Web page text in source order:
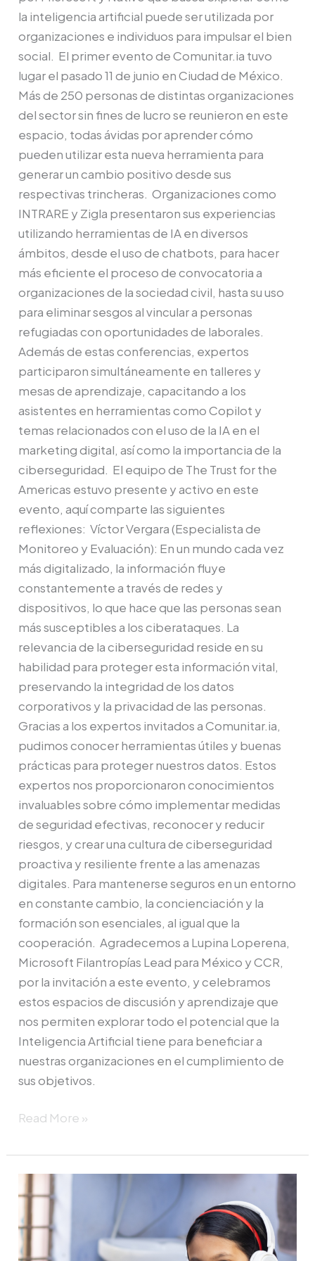
la inteligencia artificial puede ser utilizada por
organizaciones e individuos para impulsar el bien
social. El primer evento de Comunitar.ia tuvo
lugar el pasado 11 de junio en Ciudad de México.
Más de 250 personas de distintas organizaciones
del sector sin fines de lucro se reunieron en este
espacio, todas ávidas por aprender cómo
pueden utilizar esta nueva herramienta para
generar un cambio positivo desde sus
respectivas trincheras. Organizaciones como
INTRARE y Zigla presentaron sus experiencias
utilizando herramientas de IA en diversos
ámbitos, desde el uso de chatbots, para hacer
más eficiente el proceso de convocatoria a
organizaciones de la sociedad civil, hasta su uso
para eliminar sesgos al vincular a personas
refugiadas con oportunidades de laborales.
Además de estas conferencias, expertos
participaron simultáneamente en talleres y
mesas de aprendizaje, capacitando a los
asistentes en herramientas como Copilot y
temas relacionados con el uso de la IA en el
marketing digital, así como la importancia de la
ciberseguridad. El equipo de The Trust for the
Americas estuvo presente y activo en este
evento, aquí comparte las siguientes
reflexiones: Víctor Vergara (Especialista de
Monitoreo y Evaluación): En un mundo cada vez
más digitalizado, la información fluye
constantemente a través de redes y
dispositivos, lo que hace que las personas sean
más susceptibles a los ciberataques. La
relevancia de la ciberseguridad reside en su
habilidad para proteger esta información vital,
preservando la integridad de los datos
corporativos y la privacidad de las personas.
Gracias a los expertos invitados a Comunitar.ia,
pudimos conocer herramientas útiles y buenas
prácticas para proteger nuestros datos. Estos
expertos nos proporcionaron conocimientos
invaluables sobre cómo implementar medidas
de seguridad efectivas, reconocer y reducir
riesgos, y crear una cultura de ciberseguridad
proactiva y resiliente frente a las amenazas
digitales. Para mantenerse seguros en un entorno
en constante cambio, la concienciación y la
formación son esenciales, al igual que la
cooperación. Agradecemos a Lupina Loperena,
Microsoft Filantropías Lead para México y CCR,
por la invitación a este evento, y celebramos
estos espacios de discusión y aprendizaje que
nos permiten explorar todo el potencial que la
Inteligencia Artificial tiene para beneficiar a
nuestras organizaciones en el cumplimiento de
sus objetivos.
común
Read More »
el
Empoderamiento
Digital